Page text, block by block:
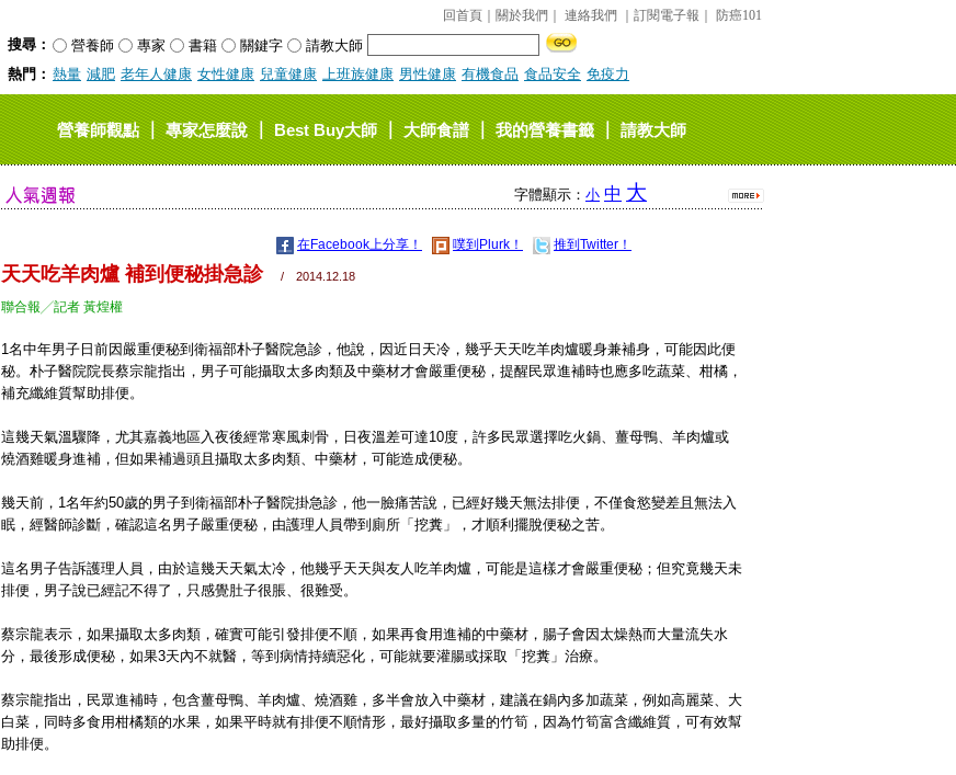
回首頁 關於我們 連絡我們 訂閱電子報 防癌101
搜尋： 營養師 專家 書籍 關鍵字
請教大師
熱門： 熱量 減肥 老年人健康 女性健康 兒童健康 上班族健康 男性健康 有機食品 食品安全 免疫力
營養師觀點｜專家怎麼說｜Best Buy大師｜大師食譜｜我的營養書籤｜請教大師
字體顯示： 小 中 大
在Facebook上分享！ 噗到Plurk！ 推到Twitter！
天天吃羊肉爐 補到便秘掛急診 / 2014.12.18
聯合報╱記者 黃煌權
1名中年男子日前因嚴重便秘到衛福部朴子醫院急診，他說，因近日天冷，幾乎天天吃羊肉爐暖身兼補身，可能因此便
秘。朴子醫院院長蔡宗龍指出，男子可能攝取太多肉類及中藥材才會嚴重便秘，提醒民眾進補時也應多吃蔬菜、柑橘，
補充纖維質幫助排便。
這幾天氣溫驟降，尤其嘉義地區入夜後經常寒風刺骨，日夜溫差可達10度，許多民眾選擇吃火鍋、薑母鴨、羊肉爐或
燒酒雞暖身進補，但如果補過頭且攝取太多肉類、中藥材，可能造成便秘。
幾天前，1名年約50歲的男子到衛福部朴子醫院掛急診，他一臉痛苦說，已經好幾天無法排便，不僅食慾變差且無法入
眠，經醫師診斷，確認這名男子嚴重便秘，由護理人員帶到廁所「挖糞」，才順利擺脫便秘之苦。
這名男子告訴護理人員，由於這幾天天氣太冷，他幾乎天天與友人吃羊肉爐，可能是這樣才會嚴重便秘；但究竟幾天未
排便，男子說已經記不得了，只感覺肚子很脹、很難受。
蔡宗龍表示，如果攝取太多肉類，確實可能引發排便不順，如果再食用進補的中藥材，腸子會因太燥熱而大量流失水
分，最後形成便秘，如果3天內不就醫，等到病情持續惡化，可能就要灌腸或採取「挖糞」治療。
蔡宗龍指出，民眾進補時，包含薑母鴨、羊肉爐、燒酒雞，多半會放入中藥材，建議在鍋內多加蔬菜，例如高麗菜、大
白菜，同時多食用柑橘類的水果，如果平時就有排便不順情形，最好攝取多量的竹筍，因為竹筍富含纖維質，可有效幫
助排便。